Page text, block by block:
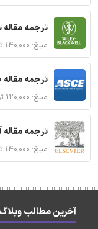
ترجمه
مبلغ: ۱۴۰,۰۰۰ تومان
ترجمه
مبلغ: ۱۲۰,۰۰۰ تومان
ترجمه
مبلغ: ۱۴۰,۰۰۰ تومان
آخرین مطالب وبلاگ